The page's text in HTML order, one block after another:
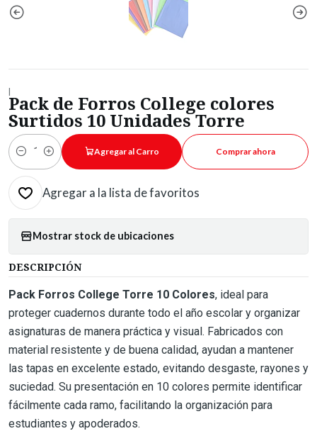
|
Pack de Forros College colores
Surtidos 10 Unidades Torre
Cantidad
Agregar al Carro Comprar ahora
Agregar a la lista de favoritos
Mostrar stock de ubicaciones
DESCRIPCIÓN
Pack Forros College Torre 10 Colores, ideal para
proteger cuadernos durante todo el año escolar y organizar
asignaturas de manera práctica y visual. Fabricados con
material resistente y de buena calidad, ayudan a mantener
las tapas en excelente estado, evitando desgaste, rayones y
suciedad. Su presentación en 10 colores permite identificar
fácilmente cada ramo, facilitando la organización para
estudiantes y apoderados.